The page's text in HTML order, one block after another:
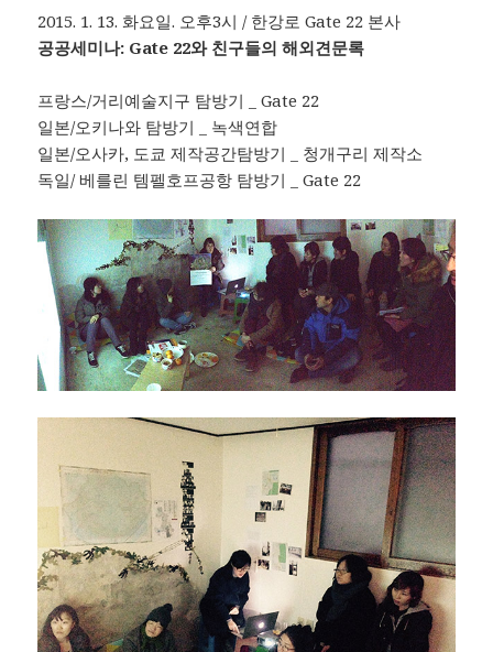
2015. 1. 13. 화요일. 오후3시 / 한강로 Gate 22 본사
공공세미나: Gate 22와 친구들의 해외견문록
프랑스/거리예술지구 탐방기 _ Gate 22
일본/오키나와 탐방기 _ 녹색연합
일본/오사카, 도쿄 제작공간탐방기 _ 청개구리 제작소
독일/ 베를린 템펠호프공항 탐방기 _ Gate 22